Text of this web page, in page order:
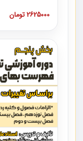
ردیف ها و مطالب
دوره به صورت کامل
دوره با کلام
مشاور در امر
همکارانی که در
توصیه می کنیم از
2625000 تومان